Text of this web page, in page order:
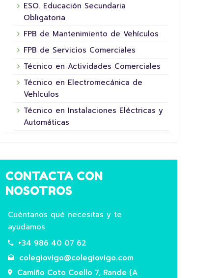
5º XORNADA DE
SUPERHEROÍNAS E
SUPERHEROES FUNDACIÓN LA
ESO. Educación Secundaria
Obligatoria
FPB de Mantenimiento de Vehículos
FPB de Servicios Comerciales
Técnico en Actividades Comerciales
Técnico en Electromecánica de
Vehículos
Técnico en Instalaciones Eléctricas y
Automáticas
CONTACTA CON
NOSOTROS
Cuéntanos qué necesitas y te
ayudamos
+34 986 40 07 62
colegiovigo@colegiovigo.com
Camiño Coto Coello 7, Rande (A